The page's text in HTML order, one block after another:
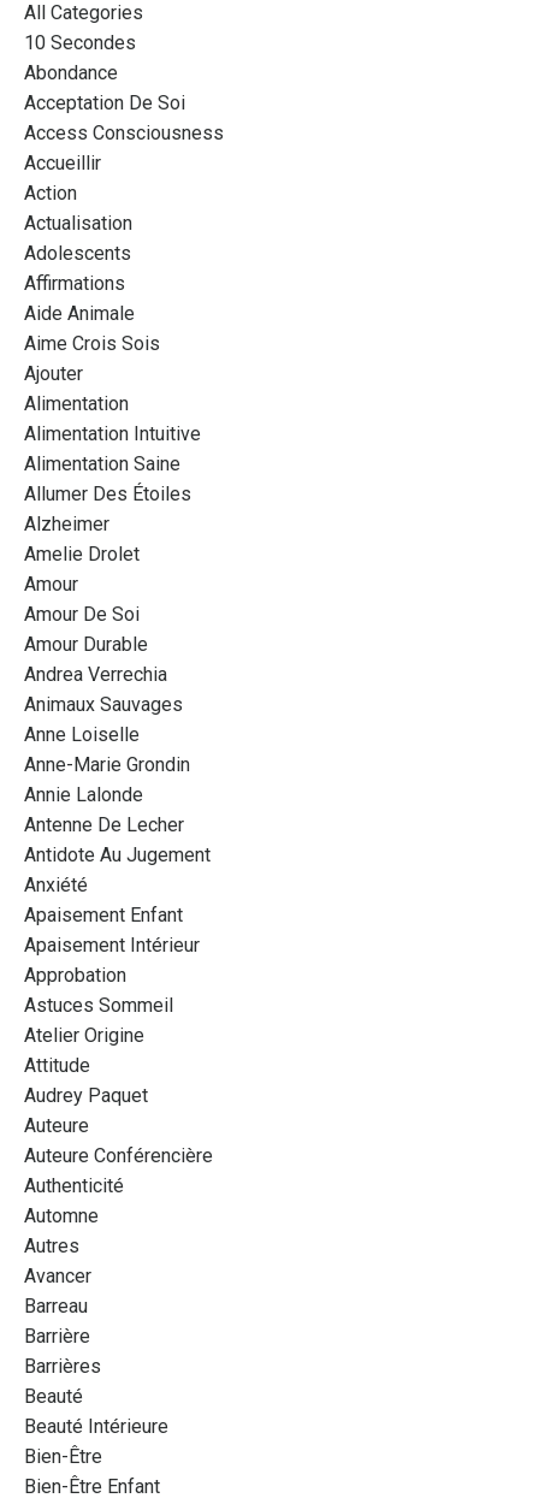
All Categories
10 Secondes
Abondance
Acceptation De Soi
Access Consciousness
Accueillir
Action
Actualisation
Adolescents
Affirmations
Aide Animale
Aime Crois Sois
Ajouter
Alimentation
Alimentation Intuitive
Alimentation Saine
Allumer Des Étoiles
Alzheimer
Amelie Drolet
Amour
Amour De Soi
Amour Durable
Andrea Verrechia
Animaux Sauvages
Anne Loiselle
Anne-Marie Grondin
Annie Lalonde
Antenne De Lecher
Antidote Au Jugement
Anxiété
Apaisement Enfant
Apaisement Intérieur
Approbation
Astuces Sommeil
Atelier Origine
Attitude
Audrey Paquet
Auteure
Auteure Conférencière
Authenticité
Automne
Autres
Avancer
Barreau
Barrière
Barrières
Beauté
Beauté Intérieure
Bien-Être
Bien-Être Enfant